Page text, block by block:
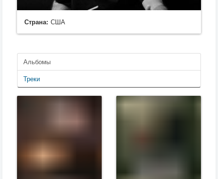
Страна: США
Альбомы
Треки